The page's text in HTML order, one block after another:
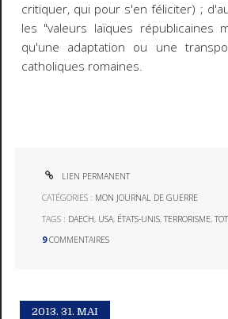
critiquer, qui pour s'en féliciter) ;
les "valeurs laïques républicaines
qu'une adaptation ou une
catholiques romaines.
LIEN PERMANENT
CATÉGORIES : MON JOURNAL DE GUERRE
TAGS : DAECH, USA, ÉTATS-UNIS,TERRORISME,
9 COMMENTAIRES
2013. 31. MAI